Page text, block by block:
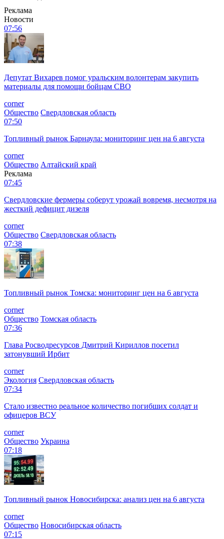
Реклама
Новости
07:56
Депутат Вихарев помог уральским волонтерам закупить
материалы для помощи бойцам СВО
corner
Общество Свердловская область
07:50
Топливный рынок Барнаула: мониторинг цен на 6 августа
corner
Общество Алтайский край
Реклама
07:45
Свердловские фермеры соберут урожай вовремя, несмотря на
жесткий дефицит дизеля
corner
Общество Свердловская область
07:38
Топливный рынок Томска: мониторинг цен на 6 августа
corner
Общество Томская область
07:36
Глава Росводресурсов Дмитрий Кириллов посетил
затонувший Ирбит
corner
Экология Свердловская область
07:34
Стало известно реальное количество погибших солдат и
офицеров ВСУ
corner
Общество Украина
07:18
Топливный рынок Новосибирска: анализ цен на 6 августа
corner
Общество Новосибирская область
07:15